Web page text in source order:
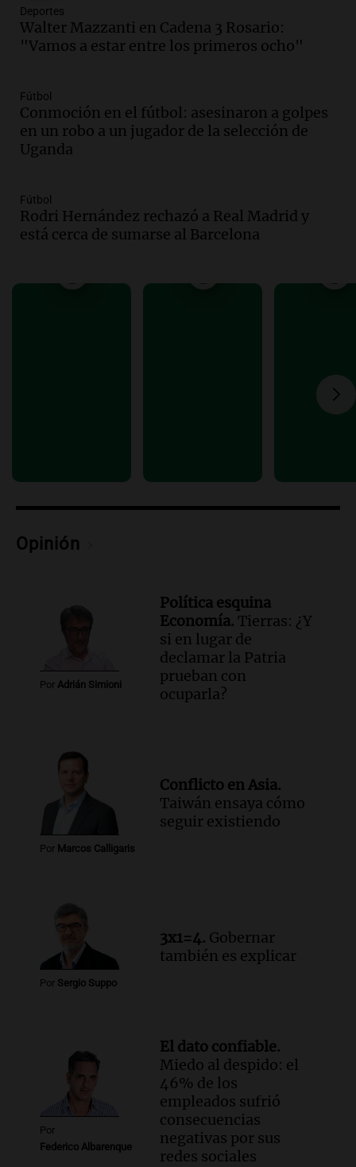
custodia en Salta
Panorama Federal
Episodios
importantes
Editorial
Episodios
día del niño.
La Argentina Posible
Episodios
se mudó a Córdoba y hoy lleva la
Rosario: "Vamos a estar entre los
Deportes Rosario
Deportes
Walter Mazzanti en Cadena 3 Rosario:
"Vamos a estar entre los primeros ocho"
Fútbol
Conmoción en el fútbol: asesinaron a golpes
en un robo a un jugador de la selección de
Uganda
Fútbol
Rodri Hernández rechazó a Real Madrid y
está cerca de sumarse al Barcelona
Opinión
Por Adrián Simioni
Política esquina
Economía. Tierras: ¿Y
si en lugar de
declamar la Patria
prueban con
ocuparla?
Por Marcos Calligaris
Conflicto en Asia.
Taiwán ensaya cómo
seguir existiendo
Por Sergio Suppo
3x1=4. Gobernar
también es explicar
Por
Federico Albarenque
El dato confiable.
Miedo al despido: el
46% de los
empleados sufrió
consecuencias
negativas por sus
redes sociales